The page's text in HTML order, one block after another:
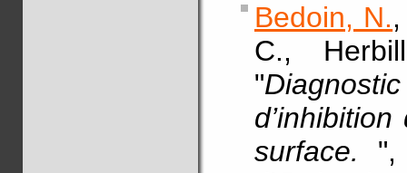
Bedoin, N.
C.,
"
surface. ",